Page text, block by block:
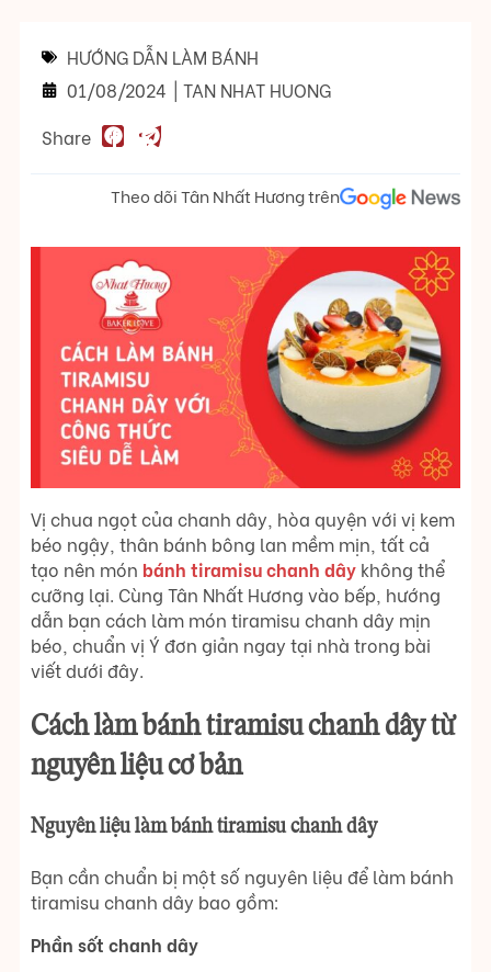
HƯỚNG DẪN LÀM BÁNH
01/08/2024 | TAN NHAT HUONG
Share
Theo dõi Tân Nhất Hương trên
Vị chua ngọt của chanh dây, hòa quyện với vị kem
béo ngậy, thân bánh bông lan mềm mịn, tất cả
tạo nên món bánh tiramisu chanh dây không thể
cưỡng lại. Cùng Tân Nhất Hương vào bếp, hướng
dẫn bạn cách làm món tiramisu chanh dây mịn
béo, chuẩn vị Ý đơn giản ngay tại nhà trong bài
viết dưới đây.
Cách làm bánh tiramisu chanh dây từ
nguyên liệu cơ bản
Nguyên liệu làm bánh tiramisu chanh dây
Bạn cần chuẩn bị một số nguyên liệu để làm bánh
tiramisu chanh dây bao gồm:
Phần sốt chanh dây